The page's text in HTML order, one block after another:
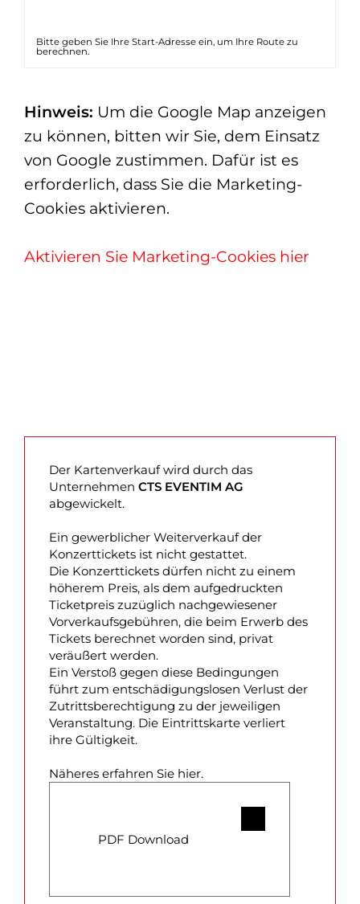
Bitte geben Sie Ihre Start-Adresse ein, um Ihre Route zu
berechnen.
Hinweis: Um die Google Map anzeigen
zu können, bitten wir Sie, dem Einsatz
von Google zustimmen. Dafür ist es
erforderlich, dass Sie die Marketing-
Cookies aktivieren.
Aktivieren Sie Marketing-Cookies hier
Der Kartenverkauf wird durch das
Unternehmen CTS EVENTIM AG
abgewickelt.
Ein gewerblicher Weiterverkauf der
Konzerttickets ist nicht gestattet.
Die Konzerttickets dürfen nicht zu einem
höherem Preis, als dem aufgedruckten
Ticketpreis zuzüglich nachgewiesener
Vorverkaufsgebühren, die beim Erwerb des
Tickets berechnet worden sind, privat
veräußert werden.
Ein Verstoß gegen diese Bedingungen
führt zum entschädigungslosen Verlust der
Zutrittsberechtigung zu der jeweiligen
Veranstaltung. Die Eintrittskarte verliert
ihre Gültigkeit.
Näheres erfahren Sie hier.
PDF Download